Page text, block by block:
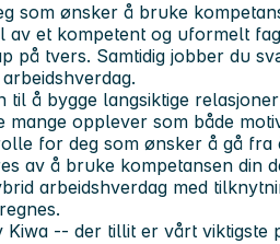
som ønsker å bruke
av et kompetent og uformelt
på tvers. Samtidig jobber du
til å bygge langsiktige
opplever som både
for deg som ønsker å gå fra
av å bruke kompetansen din
arbeidshverdag med
Kiwa -- der tillit er vårt viktigste